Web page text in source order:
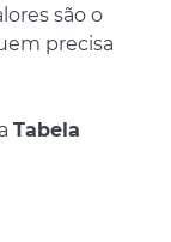
são o
precisa
Tabela